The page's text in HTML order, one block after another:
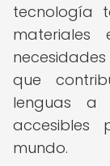
tecnología
que
lenguas a
mundo.